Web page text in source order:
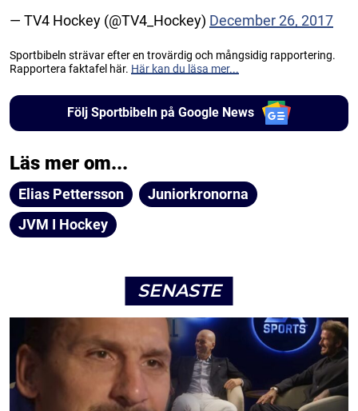
— TV4 Hockey (@TV4_Hockey) December 26, 2017
Sportbibeln strävar efter en trovärdig och mångsidig rapportering.
Rapportera faktafel här. Här kan du läsa mer...
Följ Sportbibeln på Google News
Läs mer om...
Elias Pettersson
Juniorkronorna
JVM I Hockey
SENASTE